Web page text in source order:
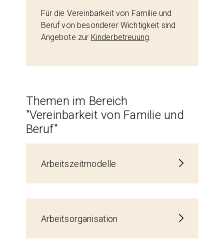
Für die Vereinbarkeit von Familie und
Beruf von besonderer Wichtigkeit sind
Angebote zur Kinderbetreuung.
Themen im Bereich
"Vereinbarkeit von Familie und
Beruf"
Arbeitszeitmodelle
Arbeitsorganisation